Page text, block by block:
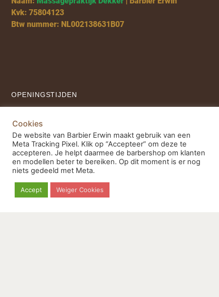
Kvk: 75804123
Btw nummer: NL002138631B07
OPENINGSTIJDEN
19:00 - 21:00u
Weekend
10:00 - 17:00u
Cookies
De website van Barbier Erwin maakt gebruik van een
Meta Tracking Pixel. Klik op “Accepteer” om deze te
accepteren. Je helpt daarmee de barbershop om klanten
en modellen beter te bereiken. Op dit moment is er nog
niets gedeeld met Meta.
Accept Weiger Cookies